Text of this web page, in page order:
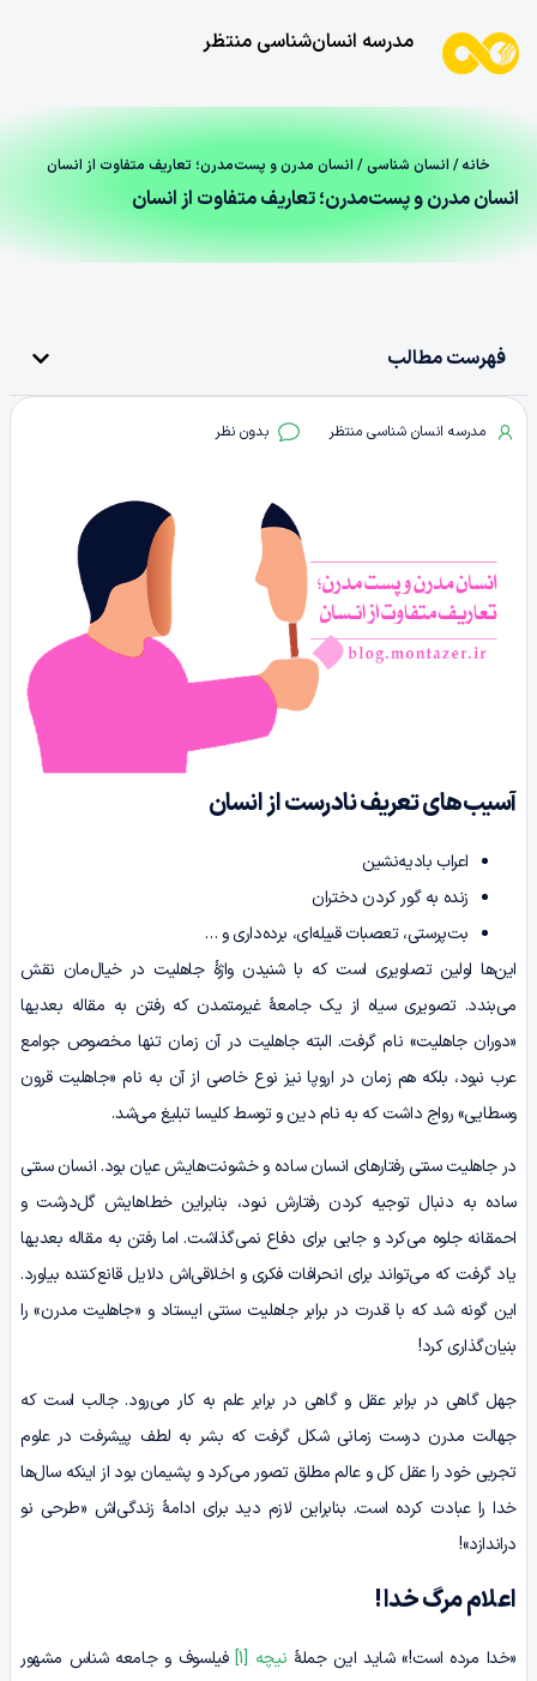
مدرسه انسان‌شناسی منتظر
خانه/ انسان شناسی/ انسان مدرن و پست‌مدرن؛ تعاریف متفاوت از انسان
انسان مدرن و پست‌مدرن؛ تعاریف متفاوت از انسان
فهرست مطالب
مدرسه انسان شناسی منتظر بدون نظر
آسیب‌های تعریف نادرست از انسان
اعراب بادیه‌نشین
زنده به گور کردن دختران
بت‌پرستی، تعصبات قبیله‌ای، برده‌داری و …
این‌ها اولین تصاویری است که با شنیدن واژۀ جاهلیت در خیال‌مان نقش
می‌بندد. تصویری سیاه از یک جامعۀ غیرمتمدن که رفتن به مقاله بعدیها
«دوران جاهلیت» نام گرفت. البته جاهلیت در آن زمان تنها مخصوص جوامع
عرب نبود، بلکه هم زمان در اروپا نیز نوع خاصی از آن به نام «جاهلیت قرون
وسطایی» رواج داشت که به نام دین و توسط کلیسا تبلیغ می‌شد.
در جاهلیت سنتی رفتارهای انسان ساده و خشونت‌هایش عیان بود. انسان سنتی
ساده به دنبال توجیه کردن رفتارش نبود، بنابراین خطاهایش گل‌درشت و
احمقانه جلوه می‌کرد و جایی برای دفاع نمی‌گذاشت. اما رفتن به مقاله بعدیها
یاد گرفت که می‌تواند برای انحرافات فکری و اخلاقی‌اش دلایل قانع‌کننده بیاورد.
این گونه شد که با قدرت در برابر جاهلیت سنتی ایستاد و «جاهلیت مدرن» را
بنیان‌گذاری کرد!
جهل گاهی در برابر عقل و گاهی در برابر علم به کار می‌رود. جالب است که
جهالت مدرن درست زمانی شکل گرفت که بشر به لطف پیشرفت در علوم
تجربی خود را عقل کل و عالم مطلق تصور ‌می‌کرد و پشیمان بود از اینکه سال‌ها
خدا را عبادت کرده است. بنابراین لازم دید برای ادامۀ زندگی‌اش «طرحی نو
دراندازد»!
اعلام مرگ خدا !
«خدا مرده است!» شاید این جملۀ نیچه [1] فیلسوف و جامعه شناس مشهور